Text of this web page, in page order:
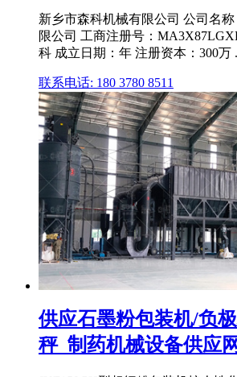
新乡市森科机械有限公司 公司名
限公司 工商注册号：
科 成立日期：年 注册资本：300万 .
联系电话: 180 3780 8511
供应石墨粉包装机/负
秤_制药机械设备供应网